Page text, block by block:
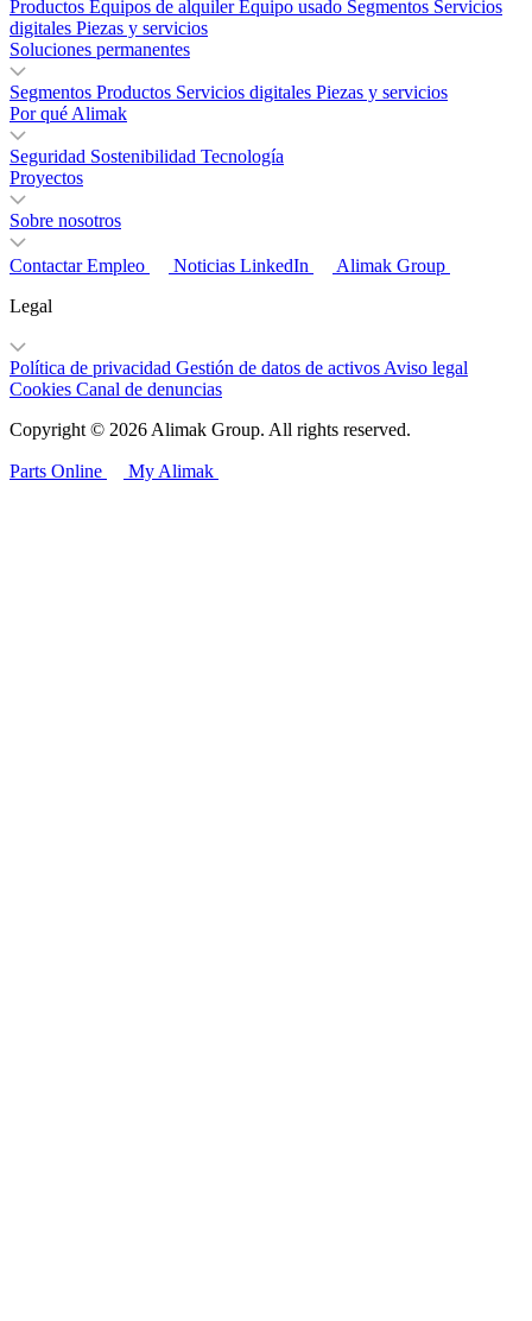
Productos Equipos de alquiler Equipo usado Segmentos Servicios
digitales Piezas y servicios
Soluciones permanentes
Segmentos Productos Servicios digitales Piezas y servicios
Por qué Alimak
Seguridad Sostenibilidad Tecnología
Proyectos
Sobre nosotros
Contactar Empleo Noticias LinkedIn
Alimak Group
Legal
Política de privacidad Gestión de datos de activosAviso legal
Cookies Canal de denuncias
Copyright © 2026 Alimak Group. All rights reserved.
Parts Online My Alimak